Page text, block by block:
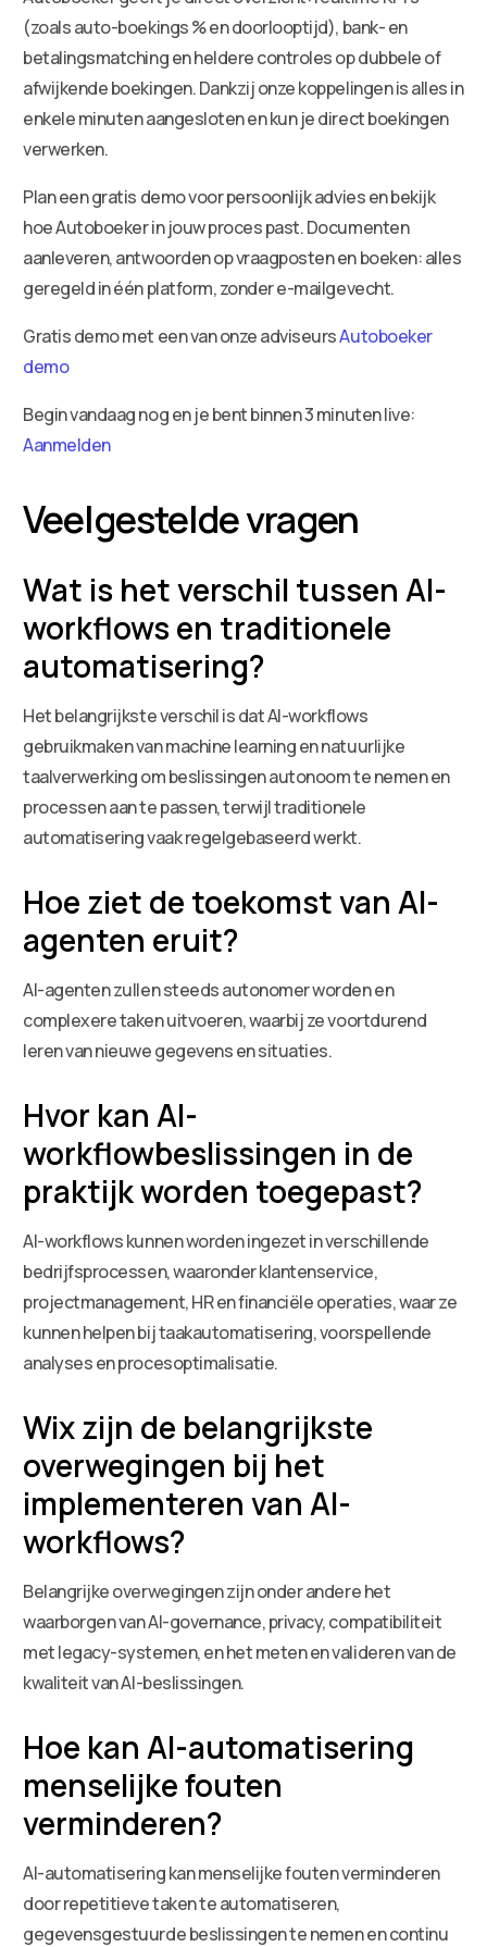
(zoals auto-boekings % en doorlooptijd), bank- en
betalingsmatching en heldere controles op dubbele of
afwijkende boekingen. Dankzij onze koppelingen is alles in
enkele minuten aangesloten en kun je direct boekingen
verwerken.
Plan een gratis demo voor persoonlijk advies en bekijk
hoe Autoboeker in jouw proces past. Documenten
aanleveren, antwoorden op vraagposten en boeken: alles
geregeld in één platform, zonder e-mailgevecht.
Gratis demo met een van onze adviseursAutoboeker
demo
Begin vandaag nog en je bent binnen 3 minuten live:
Aanmelden
Veelgestelde vragen
Wat is het verschil tussen AI-
workflows en traditionele
automatisering?
Het belangrijkste verschil is dat AI-workflows
gebruikmaken van machine learning en natuurlijke
taalverwerking om beslissingen autonoom te nemen en
processen aan te passen, terwijl traditionele
automatisering vaak regelgebaseerd werkt.
Hoe ziet de toekomst van AI-
agenten eruit?
AI-agenten zullen steeds autonomer worden en
complexere taken uitvoeren, waarbij ze voortdurend
leren van nieuwe gegevens en situaties.
Hvor kan AI-
workflowbeslissingen in de
praktijk worden toegepast?
AI-workflows kunnen worden ingezet in verschillende
bedrijfsprocessen, waaronder klantenservice,
projectmanagement, HR en financiële operaties, waar ze
kunnen helpen bij taakautomatisering, voorspellende
analyses en procesoptimalisatie.
Wix zijn de belangrijkste
overwegingen bij het
implementeren van AI-
workflows?
Belangrijke overwegingen zijn onder andere het
waarborgen van AI-governance, privacy, compatibiliteit
met legacy-systemen, en het meten en valideren van de
kwaliteit van AI-beslissingen.
Hoe kan AI-automatisering
menselijke fouten
verminderen?
AI-automatisering kan menselijke fouten verminderen
door repetitieve taken te automatiseren,
gegevensgestuurde beslissingen te nemen en continu